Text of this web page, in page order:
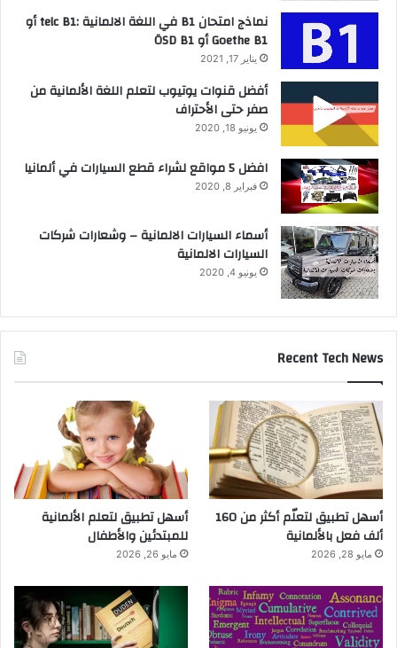
نماذج امتحان B1 في اللغة الالمانية :telc B1 أو
Goethe B1 أو ÖSD B1
يناير 17, 2021
أفضل قنوات يوتيوب لتعلم اللغة الألمانية من
صفر حتى الأحتراف
يونيو 18, 2020
افضل 5 مواقع لشراء قطع السيارات في ألمانيا
فبراير 8, 2020
أسماء السيارات الالمانية – وشعارات شركات
السيارات الالمانية
يونيو 4, 2020
Recent Tech News
أسهل تطبيق لتعلّم أكثر من 160
ألف فعل بالألمانية
مايو 28, 2026
أسهل تطبيق لتعلم الألمانية
للمبتدئين والأطفال
مايو 26, 2026